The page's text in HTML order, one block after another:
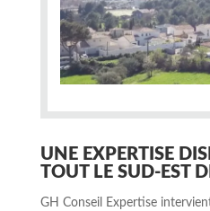
UNE EXPERTISE
TOUT LE SUD-EST
GH Conseil Expertise